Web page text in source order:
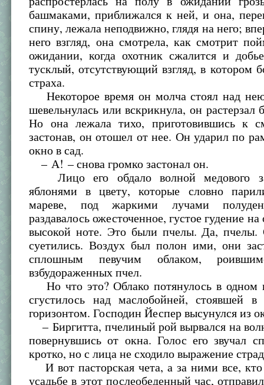
башмаками, приближался к ней, и она,
спину, лежала неподвижно, глядя на него;
него взгляд, она смотрела, как смотрит
ожидании, когда охотник сжалится и
тусклый, отсутствующий взгляд, в котором
страха.
Некоторое время он молча стоял над
шевельнулась или вскрикнула, он растерзал
Но она лежала тихо, приготовившись к
застонав, он отошел от нее. Он ударил по
окно в сад.
– А! – снова громко застонал он.
Лицо его обдало волной медового
яблонями в цвету, которые словно
мареве, под жаркими лучами
раздавалось ожесточенное, густое гудение
высокой ноте. Это были пчелы. Да, пчелы.
суетились. Воздух был полон ими, они
сплошным певучим облаком,
взбудораженных пчел.
Но что это? Облако потянулось в одном
сгустилось над маслобойней, стоявшей в
горизонтом. Господин Йеспер высунулся из
– Биргитта, пчелиный рой вырвался на
повернувшись от окна. Голос его звучал
кротко, но с лица не сходило выражение
И вот пасторская чета, а за ними все,
усадьбе в этот послеобеденный час,